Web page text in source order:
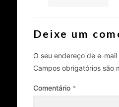
Deixe um
O seu endereço de e-
Campos obrigatórios são
Comentário *